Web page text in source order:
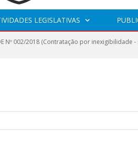
LEGISLATIVAS
Nº 002/2018 (Contratação por